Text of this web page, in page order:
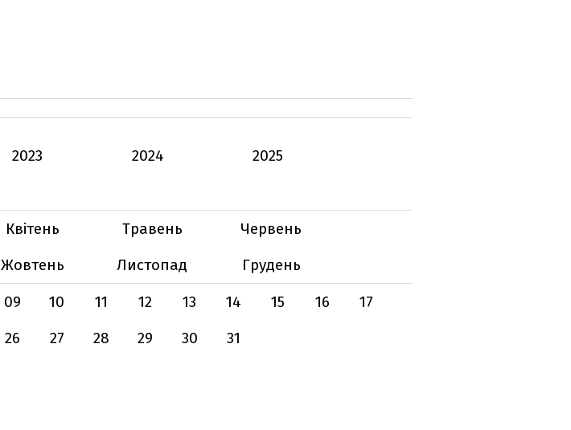
2023 2024
2025
Квітень Травень
Червень
Жовтень Листопад
Грудень
09 10 11 12 13 14 15 16
17
26 27 28 29 30 31